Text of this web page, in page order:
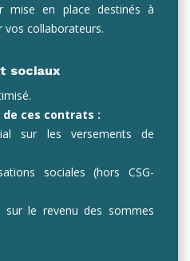
mise en place destinés à
collaborateurs.
sociaux
ces contrats :
sur les versements de
sociales (hors CSG-
sur le revenu des sommes